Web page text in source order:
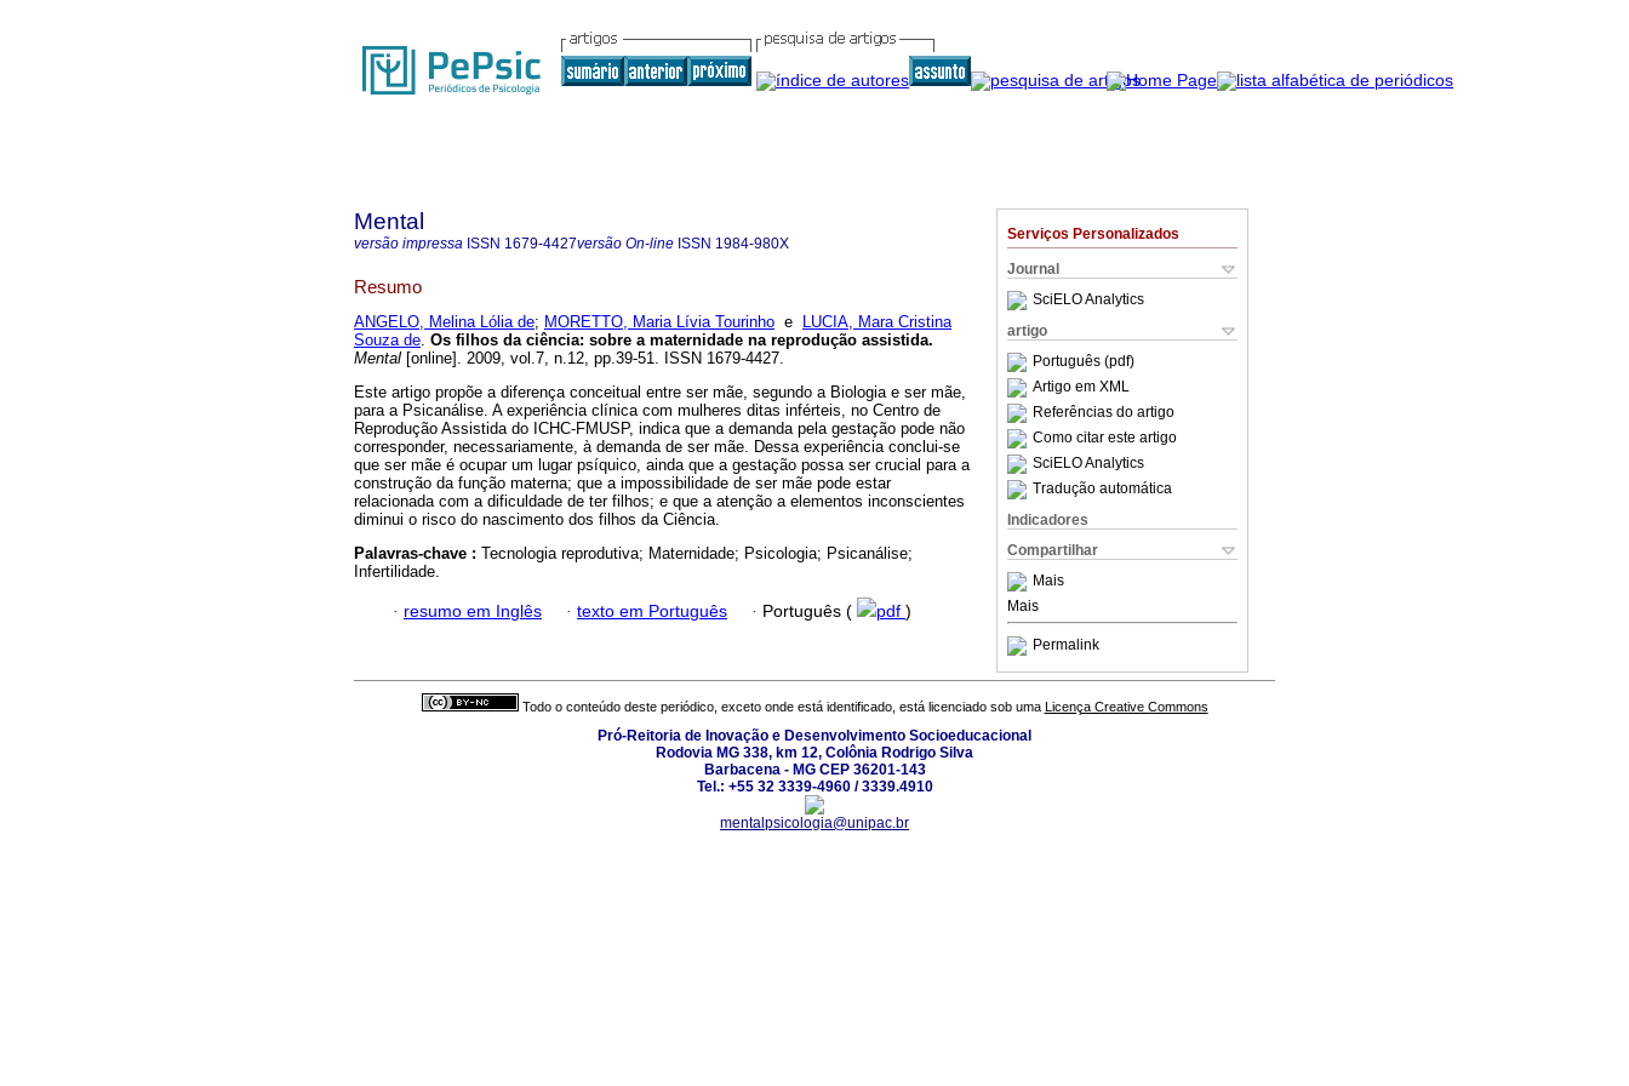
Serviços Personalizados
Journal
SciELO Analytics
artigo
Português (pdf)
Artigo em XML
Referências do artigo
Como citar este artigo
SciELO Analytics
Tradução automática
Indicadores
Compartilhar
Mais
Mais
Permalink
Mental
versão impressa ISSN 1679-4427versão On-line ISSN 1984-980X
Resumo
ANGELO, Melina Lólia de; MORETTO, Maria Lívia Tourinho e
LUCIA, Mara Cristina
Souza de. Os filhos da ciência: sobre a maternidade na reprodução assistida.
Mental [online]. 2009, vol.7, n.12, pp.39-51. ISSN 1679-4427.
Este artigo propõe a diferença conceitual entre ser mãe, segundo a Biologia e ser mãe,
para a Psicanálise. A experiência clínica com mulheres ditas inférteis, no Centro de
Reprodução Assistida do ICHC-FMUSP, indica que a demanda pela gestação pode não
corresponder, necessariamente, à demanda de ser mãe. Dessa experiência conclui-se
que ser mãe é ocupar um lugar psíquico, ainda que a gestação possa ser crucial para a
construção da função materna; que a impossibilidade de ser mãe pode estar
relacionada com a dificuldade de ter filhos; e que a atenção a elementos inconscientes
diminui o risco do nascimento dos filhos da Ciência.
Palavras-chave : Tecnologia reprodutiva; Maternidade; Psicologia; Psicanálise;
Infertilidade.
· resumo em Inglês · texto em Português · Português ( pdf )
Todo o conteúdo deste periódico, exceto onde está identificado, está licenciado sob uma Licença Creative Commons
Pró-Reitoria de Inovação e Desenvolvimento Socioeducacional
Rodovia MG 338, km 12, Colônia Rodrigo Silva
Barbacena - MG CEP 36201-143
Tel.: +55 32 3339-4960 / 3339.4910
mentalpsicologia@unipac.br